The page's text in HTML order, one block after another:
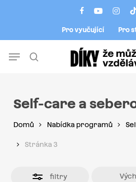
facebookyoutube
Pro vyučující Pro
Menu
Self-care a
Domů Nabídka programů
Stránka 3
filtry